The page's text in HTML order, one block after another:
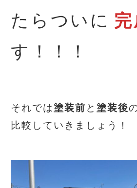
たらついに
す！！！
それでは塗装前 と塗装後
比較していきましょう！